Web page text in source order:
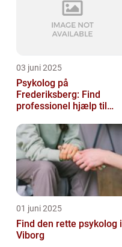
03 juni 2025
Psykolog på
Frederiksberg: Find
professionel hjælp til
01 juni 2025
Find den rette psykolog i
Viborg